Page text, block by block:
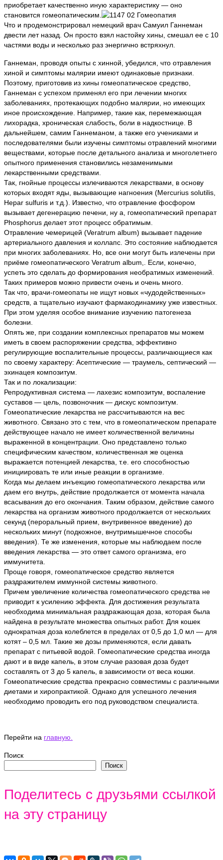
приобретает качественно иную характеристику — оно
становится гомеопатическим.
Что и продемонстрировал немецкий врач Самуил Ганнеман
двести лет назад. Он просто взял настойку хины, смешал ее с 10
частями воды и несколько раз энергично встряхнул.
Ганнеман, проводя опыты с хинной, убедился, что отравления
хиной и симптомы малярии имеют одинаковые признаки.
Поэтому, приготовив из хины гомеопатическое средство,
Ганнеман с успехом применял его при лечении многих
заболеваниях, протекающих подобно малярии, но имеющих
иное происхождение. Например, такие как, перемежающая
лихорадка, хроническая слабость, боли в надкостнице. В
дальнейшем, самим Ганнеманом, а также его учениками и
последователями были изучены симптомы отравлений многими
веществами, которые после детального анализа и многолетнего
опытного применения становились незаменимыми
лекарственными средствами.
Так, гнойные процессы излечиваются лекарствами, в основу
которых входят яды, вызывающие нагноения (Mercurius solutilis,
Heрar sulfuris и т.д.). Известно, что отравление фосфором
вызывает дегенерацию печени, ну а, гомеопатический препарат
Рhosрhorus делает этот процесс обратимым.
Отравление чемерицей (Veratrum album) вызывает падение
артериального давления и коллапс. Это состояние наблюдается
при многих заболеваниях. Но, все они могут быть излечены при
приёме гомеопатического Veratrum album,. Если, конечно,
успеть это сделать до формирования необратимых изменений.
Таких примеров можно привести очень и очень много.
Так что, врачи-гомеопаты не ищут новых «чудодейственных»
средств, а тщательно изучают фармакодинамику уже известных.
При этом уделяя особое внимание изучению патогенеза
болезни.
Опять же, при создании комплексных препаратов мы можем
иметь в своем распоряжении средства, эффективно
регулирующие воспалительные процессы, различающиеся как
по своему характеру: Асептические — траумель, септический —
эхинацея композитум.
Так и по локализации:
Репродуктивная система — лахезис композитум, воспаление
суставов — цель, позвоночник — дискус композитум.
Гомеопатические лекарства не рассчитываются на вес
животного. Связано это с тем, что в гомеопатическом препарате
действующее начало не имеет количественной величины
выраженной в концентрации. Оно представлено только
специфическим качеством, количественная же оценка
выражается потенцией лекарства, т.е. его способностью
инициировать те или иные реакции в организме.
Когда мы делаем инъекцию гомеопатического лекарства или
даем его внутрь, действие продолжается от момента начала
всасывания до его окончания. Таким образом, действие самого
лекарства на организм животного продолжается от нескольких
секунд (пероральный прием, внутривенное введение) до
нескольких минут (подкожное, внутримышечное способы
введения). Те же изменения, которые мы наблюдаем после
введения лекарства — это ответ самого организма, его
иммунитета.
Проще говоря, гомеопатическое средство является
раздражителем иммунной системы животного.
Причем увеличение количества гомеопатического средства не
приводит к усилению эффекта. Для достижения результата
необходима минимальная раздражающая доза, которая была
найдена в результате множества опытных работ. Для кошек
однократная доза колеблется в пределах от 0,5 до 1,0 мл — для
котят – 0,5 мл. Такие же дозы применяются, если давать
препарат с питьевой водой. Гомеопатические средства иногда
дают и в виде капель, в этом случае разовая доза будет
составлять от 3 до 5 капель, в зависимости от веса кошки.
Гомеопатические средства прекрасно совместимы с различными
диетами и хиропрактикой. Однако для успешного лечения
необходимо проводить его под руководством специалиста.
Перейти на главную.
Поиск
Поиск
Поделитесь с друзьями ссылкой
на эту страницу